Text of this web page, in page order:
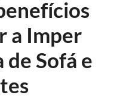
a Imper
de Sofá e